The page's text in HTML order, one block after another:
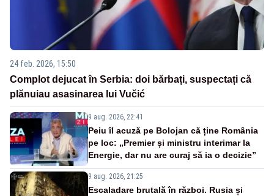
24 feb. 2026, 15:50
Complot dejucat în Serbia: doi bărbați, suspectați că
plănuiau asasinarea lui Vučić
9 aug. 2026, 22:41
Peiu îl acuză pe Bolojan că ține România
pe loc: „Premier și ministru interimar la
Energie, dar nu are curaj să ia o decizie”
9 aug. 2026, 21:25
Escaladare brutală în război. Rusia și